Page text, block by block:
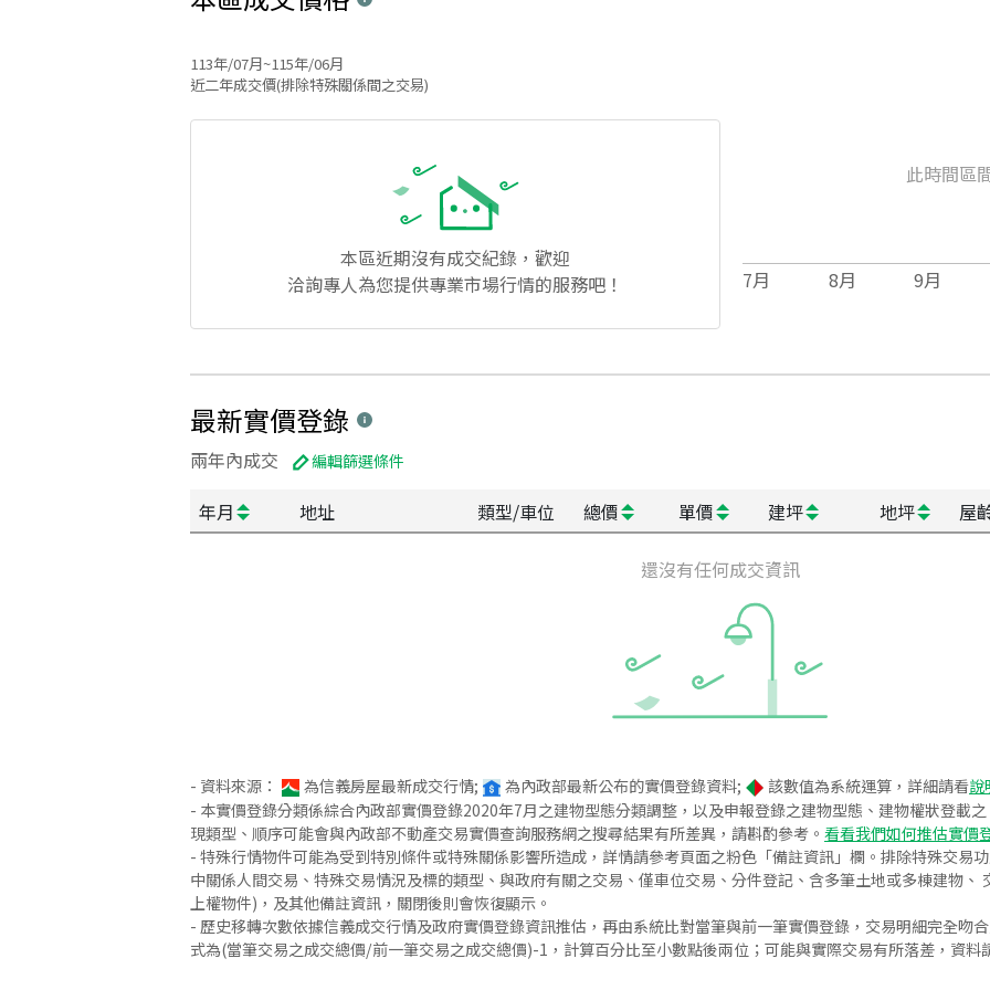
113年/07月~115年/06月
近二年成交價(排除特殊關係間之交易)
本區近期沒有成交紀錄，歡迎
洽詢專人為您提供專業市場行情的服務吧！
此時間區
7月 8月 9月
最新實價登錄
兩年內成交 編輯篩選條件
年月 地址 類型/車位 總價 單價 建坪 地坪 屋
還沒有任何成交資訊
- 資料來源： 為信義房屋最新成交行情; 為內政部最新公布的實價登錄資料; 該數值為系統運算，詳細請看說
- 本實價登錄分類係綜合內政部實價登錄2020年7月之建物型態分類調整，以及申報登錄之建物型態、建物權狀登載
現類型、順序可能會與內政部不動產交易實價查詢服務網之搜尋結果有所差異，請斟酌參考。 看看我們如何推估實價
- 特殊行情物件可能為受到特別條件或特殊關係影響所造成，詳情請參考頁面之粉色「備註資訊」欄。排除特殊交易
中關係人間交易、特殊交易情況及標的類型、與政府有關之交易、僅車位交易、分件登記、含多筆土地或多棟建物、
上權物件)，及其他備註資訊，關閉後則會恢復顯示。
- 歷史移轉次數依據信義成交行情及政府實價登錄資訊推估，再由系統比對當筆與前一筆實價登錄，交易明細完全吻
式為(當筆交易之成交總價/前一筆交易之成交總價)-1，計算百分比至小數點後兩位；可能與實際交易有所落差，資料